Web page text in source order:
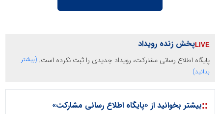
پخش زنده رویداد
پایگاه اطلاع رسانی مشارکت، رویداد جدیدی را ثبت نکرده است. (بیشتر
بدانید)
::بیشتر بخوانید از «پایگاه اطلاع رسانی مشارکت»